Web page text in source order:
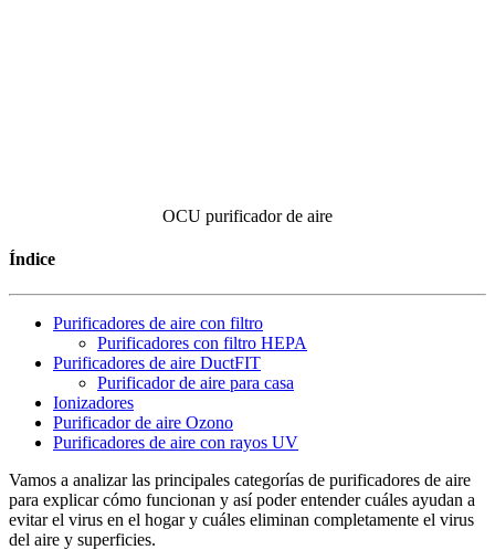
OCU purificador de aire
Índice
Purificadores de aire con filtro
Purificadores con filtro HEPA
Purificadores de aire DuctFIT
Purificador de aire para casa
Ionizadores
Purificador de aire Ozono
Purificadores de aire con rayos UV
Vamos a analizar las principales categorías de purificadores de aire
para explicar cómo funcionan y así poder entender cuáles ayudan a
evitar el virus en el hogar y cuáles eliminan completamente el virus
del aire y superficies.